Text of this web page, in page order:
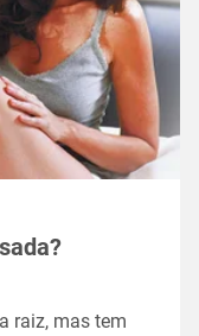
raiz, mas tem